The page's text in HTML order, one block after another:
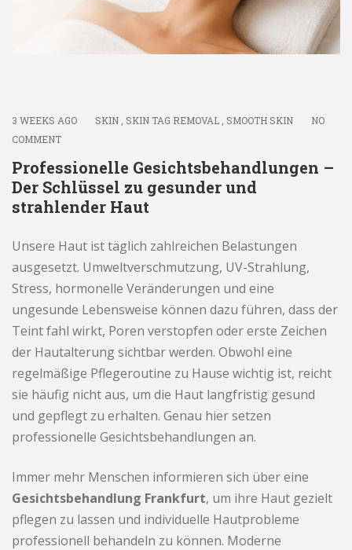
3 WEEKS AGO SKIN SKIN TAG REMOVAL SMOOTH SKIN
NO
COMMENT
Professionelle Gesichtsbehandlungen –
Der Schlüssel zu gesunder und
strahlender Haut
Unsere Haut ist täglich zahlreichen Belastungen
ausgesetzt. Umweltverschmutzung, UV-Strahlung,
Stress, hormonelle Veränderungen und eine
ungesunde Lebensweise können dazu führen, dass der
Teint fahl wirkt, Poren verstopfen oder erste Zeichen
der Hautalterung sichtbar werden. Obwohl eine
regelmäßige Pflegeroutine zu Hause wichtig ist, reicht
sie häufig nicht aus, um die Haut langfristig gesund
und gepflegt zu erhalten. Genau hier setzen
professionelle Gesichtsbehandlungen an.
Immer mehr Menschen informieren sich über eine
Gesichtsbehandlung Frankfurt, um ihre Haut gezielt
pflegen zu lassen und individuelle Hautprobleme
professionell behandeln zu können. Moderne